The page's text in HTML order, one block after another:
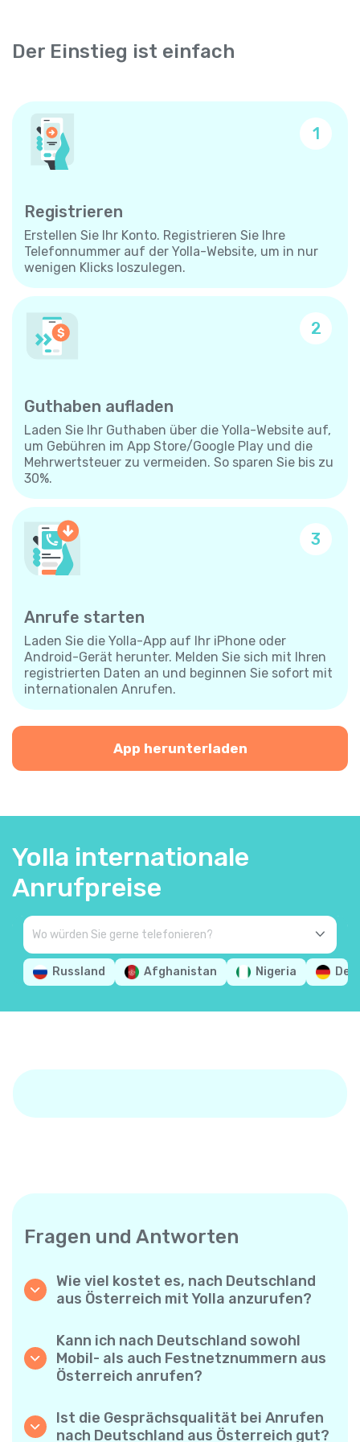
Der Einstieg ist einfach
1
Registrieren
Erstellen Sie Ihr Konto. Registrieren Sie Ihre
Telefonnummer auf der Yolla-Website, um in nur
wenigen Klicks loszulegen.
2
Guthaben aufladen
Laden Sie Ihr Guthaben über die Yolla-Website auf,
um Gebühren im App Store/Google Play und die
Mehrwertsteuer zu vermeiden. So sparen Sie bis zu
30%.
3
Anrufe starten
Laden Sie die Yolla-App auf Ihr iPhone oder
Android-Gerät herunter. Melden Sie sich mit Ihren
registrierten Daten an und beginnen Sie sofort mit
internationalen Anrufen.
App herunterladen
Yolla internationale
Anrufpreise
Russland Afghanistan Nigeria
Fragen und Antworten
Wie viel kostet es, nach Deutschland
aus Österreich mit Yolla anzurufen?
Anrufe nach Deutschland. Prüfen Sie einfach
die aktuellen Tarife in der App – keine
versteckten Gebühren, keine
Überraschungen.
Kann ich nach Deutschland sowohl
Mobil- als auch Festnetznummern aus
Österreich anrufen?
Mobiltelefone und Festnetzanschlüsse nach
Deutschland anrufen.
Ist die Gesprächsqualität bei Anrufen
nach Deutschland aus Österreich gut?